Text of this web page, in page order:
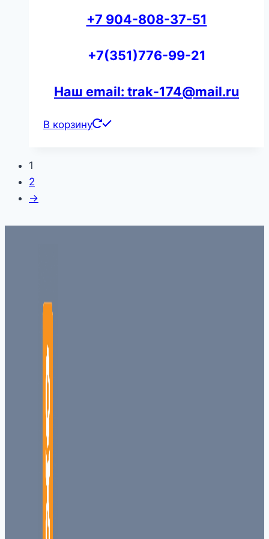
+7 904-808-37-51
+7(351)776-99-21
Наш email: trak-174@mail.ru
В корзину
1
2
→